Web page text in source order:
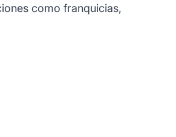
como franquicias,